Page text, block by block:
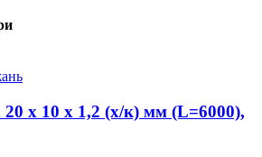
x 10 x 1,2 (х/к) мм (L=6000),